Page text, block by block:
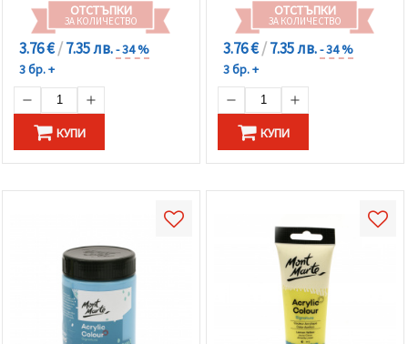
ОТСТЪПКИ
ЗА КОЛИЧЕСТВО
3.76 €/7.35 лв.- 34 %
3 бр. +
КУПИ
ОТСТЪПКИ
ЗА КОЛИЧЕСТВО
3.76 €/7.35 лв.- 34 %
3 бр. +
КУПИ